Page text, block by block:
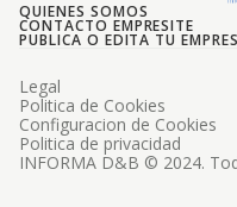
QUIENES SOMOS
CONTACTO EMPRESITE
PUBLICA O EDITA TU
INFORMA D&B © 2024.
Legal
Politica de Cookies
Configuracion de Cookies
Politica de privacidad